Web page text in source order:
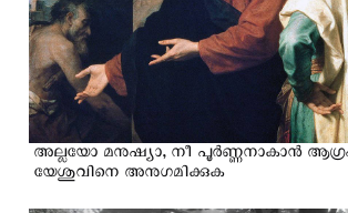
അല്ലയോ മനുഷ്യാ, നീ പൂർണ്ണനാകാൻ
യേശുവിനെ അനുഗമിക്കുക